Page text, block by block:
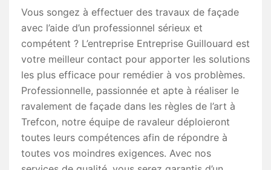
Vous songez à effectuer des travaux de façade
avec l’aide d’un professionnel sérieux et
compétent ? L’entreprise Entreprise Guillouard est
votre meilleur contact pour apporter les solutions
les plus efficace pour remédier à vos problèmes.
Professionnelle, passionnée et apte à réaliser le
ravalement de façade dans les règles de l’art à
Trefcon, notre équipe de ravaleur déploieront
toutes leurs compétences afin de répondre à
toutes vos moindres exigences. Avec nos